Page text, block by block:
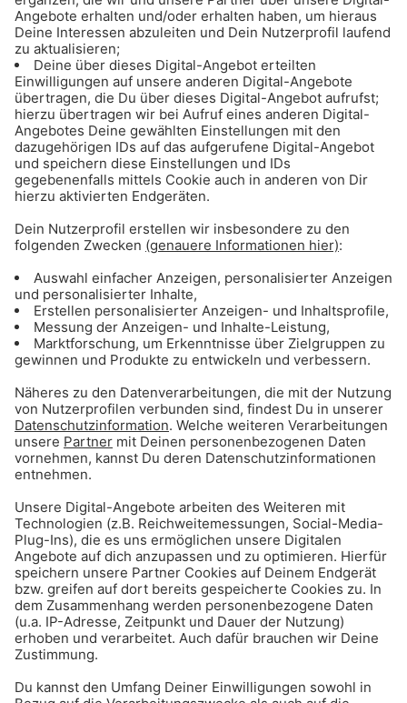
Sichere dir 10.000 Euro Shopping-Geld
...mit den Gong 96.3 Frühlings-Hits
Aktionen & Events von Gong 96.3
Unsere Gong-Aktionen und die heißesten
Events der Stadt: Sei dabei!